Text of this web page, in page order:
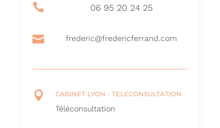
 06 95 20 24 25
 frederic@fredericferrand.com
 CABINET LYON - TELECONSULTATION
Téléconsultation